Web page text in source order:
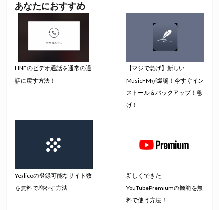
あなたにおすすめ
LINEのビデオ通話を通常の通
話に戻す方法！
【マジで急げ】新しい
MusicFMが爆誕！今すぐイン
ストール＆バックアップ！急
げ！
Yealicoの登録可能なサイト数
を無料で増やす方法
新しくできた
YouTubePremiumの機能を無
料で使う方法！